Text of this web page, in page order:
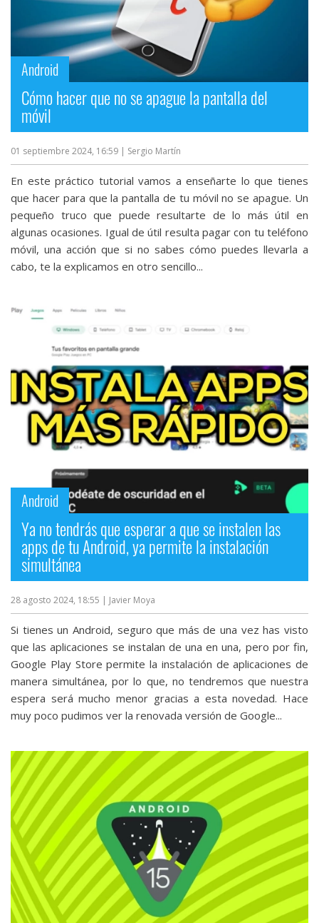
Android
Cómo hacer que no se apague la pantalla del
móvil
01 septiembre 2024, 16:59 | Sergio Martín
En este práctico tutorial vamos a enseñarte lo que tienes
que hacer para que la pantalla de tu móvil no se apague. Un
pequeño truco que puede resultarte de lo más útil en
algunas ocasiones. Igual de útil resulta pagar con tu teléfono
móvil, una acción que si no sabes cómo puedes llevarla a
cabo, te la explicamos en otro sencillo...
Android
Ya no tendrás que esperar a que se instalen las
apps de tu Android, ya permite la instalación
simultánea
28 agosto 2024, 18:55 | Javier Moya
Si tienes un Android, seguro que más de una vez has visto
que las aplicaciones se instalan de una en una, pero por fin,
Google Play Store permite la instalación de aplicaciones de
manera simultánea, por lo que, no tendremos que nuestra
espera será mucho menor gracias a esta novedad. Hace
muy poco pudimos ver la renovada versión de Google...